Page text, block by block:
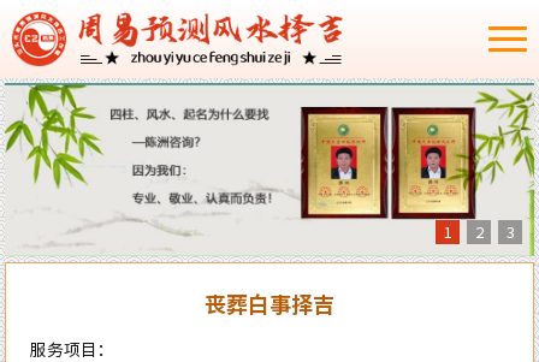
1 2 3
丧葬白事择吉
服务项目：